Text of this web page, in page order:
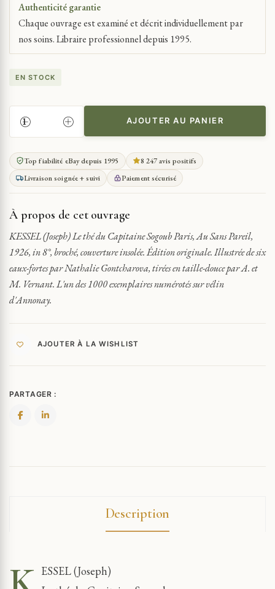
Authenticité garantie
Chaque ouvrage est examiné et décrit individuellement par
nos soins. Libraire professionnel depuis 1995.
EN STOCK
QUANTITÉ
DE
KESSEL
(JOSEPH)
LE
THÉ
CAPITAINE
SOGOUB
AJOUTER AU PANIER
Top fiabilité eBay depuis 1995
8 247 avis positifs
Livraison soignée + suivi
Paiement sécurisé
À propos de cet ouvrage
KESSEL (Joseph) Le thé du Capitaine Sogoub Paris, Au Sans Pareil,
1926, in 8°, broché, couverture insolée. Édition originale. Illustrée de six
eaux-fortes par Nathalie Gontcharova, tirées en taille-douce par A. et
M. Vernant. L'un des 1000 exemplaires numérotés sur vélin
d'Annonay.
AJOUTER À LA WISHLIST
PARTAGER :
Description
ESSEL (Joseph)